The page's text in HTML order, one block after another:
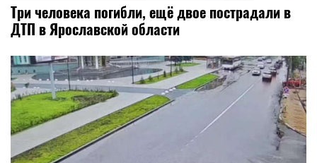
Три человека погибли, ещё двое пострадали в
ДТП в Ярославской области